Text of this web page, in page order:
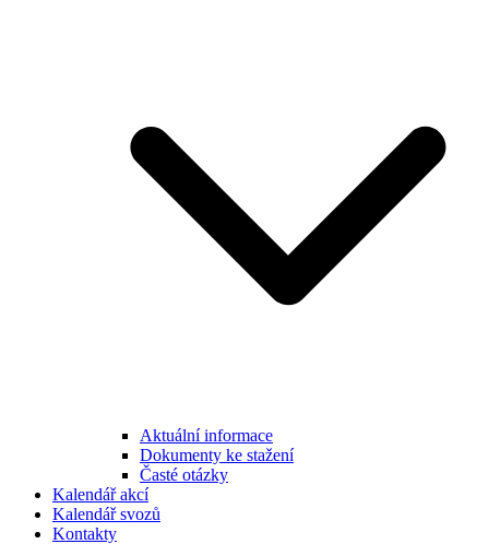
Aktuální informace
Dokumenty ke stažení
Časté otázky
Kalendář akcí
Kalendář svozů
Kontakty